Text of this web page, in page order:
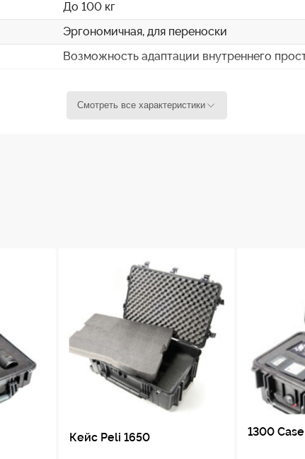
До 100 кг
Эргономичная, для переноски
Возможность адаптации внутреннего
Смотреть все характеристики
Кейс Peli 1650 1300